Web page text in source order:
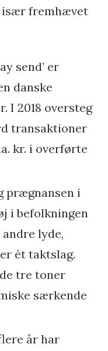
især fremhævet
send’ er
danske
I 2018 oversteg
transaktioner
kr. i overførte
prægnansen i
i befolkningen
lyde,
ét taktslag.
tre toner
særkende
år har